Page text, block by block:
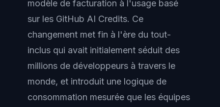
modèle de facturation à l'usage basé
sur les GitHub AI Credits. Ce
changement met fin à l'ère du tout-
inclus qui avait initialement séduit des
millions de développeurs à travers le
monde, et introduit une logique de
consommation mesurée que les équipes